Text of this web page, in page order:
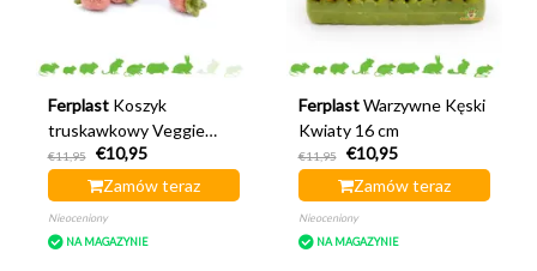
Ferplast Koszyk
truskawkowy Veggie
Bites 13 cm
€11,95
€10,95
Zamów teraz
Nieoceniony
NA MAGAZYNIE
Ferplast Warzywne Kęski
Kwiaty 16 cm
€11,95
€10,95
Zamów teraz
Nieoceniony
NA MAGAZYNIE